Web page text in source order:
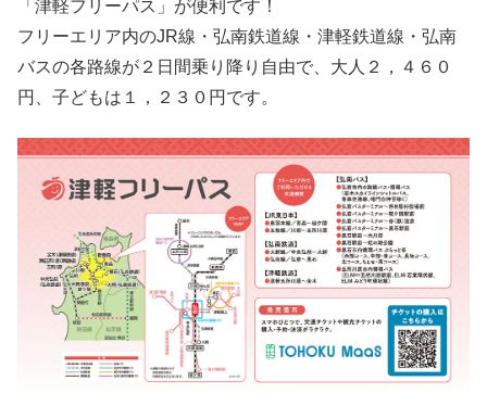
「津軽フリーパス」が便利です！
フリーエリア内のJR線・弘南鉄道線・津軽鉄道線・弘南
バスの各路線が２日間乗り降り自由で、大人２，４６０
円、子どもは１，２３０円です。